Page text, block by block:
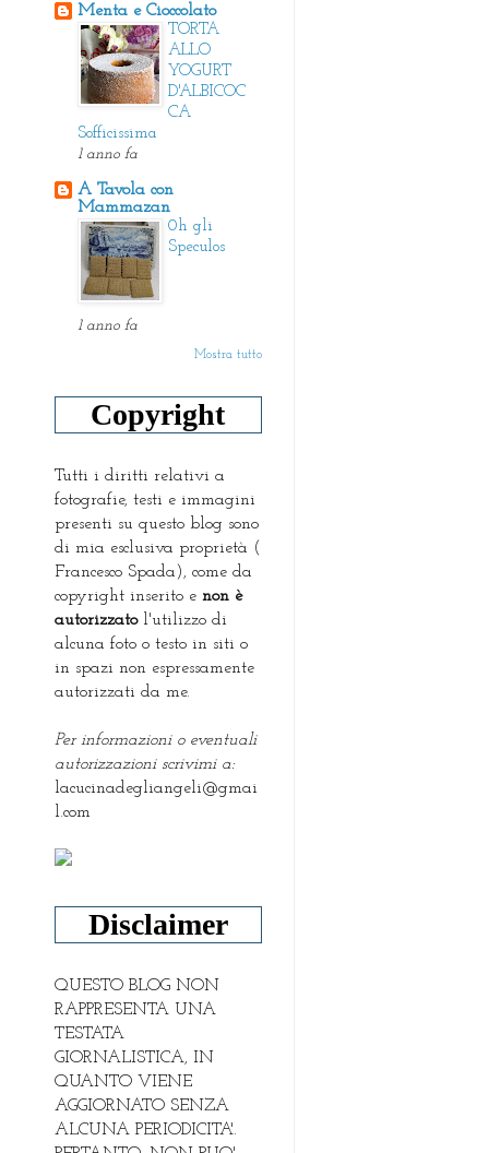
Menta e Cioccolato
TORTA
ALLO
YOGURT
D'ALBICOC
CA
Sofficissima
1 anno fa
A Tavola con
Mammazan
0h gli
Speculos
1 anno fa
Mostra tutto
Copyright
Tutti i diritti relativi a
fotografie, testi e immagini
presenti su questo blog sono
di mia esclusiva proprietà (
Francesco Spada), come da
copyright inserito e non è
autorizzatol'utilizzo di
alcuna foto o testo in siti o
in spazi non espressamente
autorizzati da me.
Per informazioni o eventuali
autorizzazioni scrivimi a:
lacucinadegliangeli@gmai
l.com
Disclaimer
QUESTO BLOG NON
RAPPRESENTA UNA
TESTATA
GIORNALISTICA, IN
QUANTO VIENE
AGGIORNATO SENZA
ALCUNA PERIODICITA'.